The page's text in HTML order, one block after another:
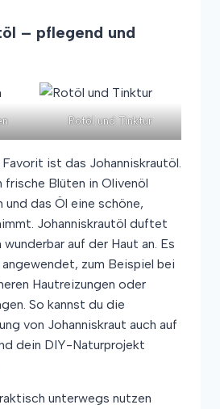
– pflegend und
Rotöl und Tinktur
ist das Johanniskrautöl.
frische Blüten in Olivenöl
das Öl eine schöne,
Johanniskrautöl duftet
auf der Haut an. Es
zum Beispiel bei
Hautreizungen oder
So kannst du die
von Johanniskraut auch auf
dein DIY-Naturprojekt
unterwegs nutzen